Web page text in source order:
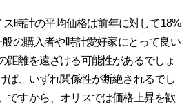
ス時計の平均価格は前年に対して18%
の購入者や時計愛好家にとって良い
距離を遠ざける可能性があるでしょ
ば、いずれ関係性が断絶されるでし
ですから、オリスでは価格上昇を歓